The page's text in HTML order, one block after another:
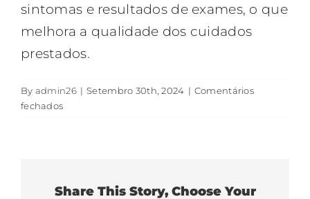
sintomas e resultados de exames, o que
melhora a qualidade dos cuidados
prestados.
By admin26 | Setembro 30th, 2024 | Comentários
fechadosem
Share This Story, Choose Your